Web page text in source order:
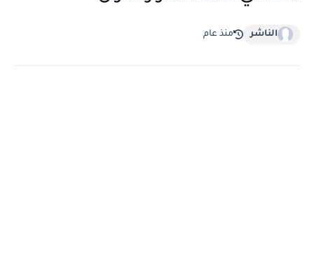
الناشر منذ عام